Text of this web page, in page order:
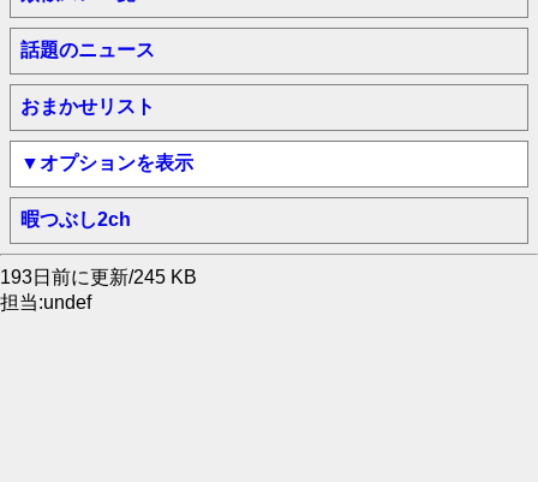
話題のニュース
おまかせリスト
▼オプションを表示
暇つぶし2ch
193日前に更新/245 KB
担当:undef